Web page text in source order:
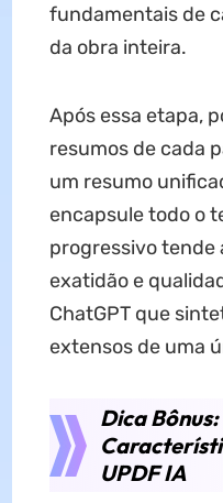
fundamentais de
da obra inteira.
Após essa etapa,
resumos de cada
um resumo
encapsule todo o
progressivo tende
exatidão e
ChatGPT que
extensos de uma
Dica
UPDF IA